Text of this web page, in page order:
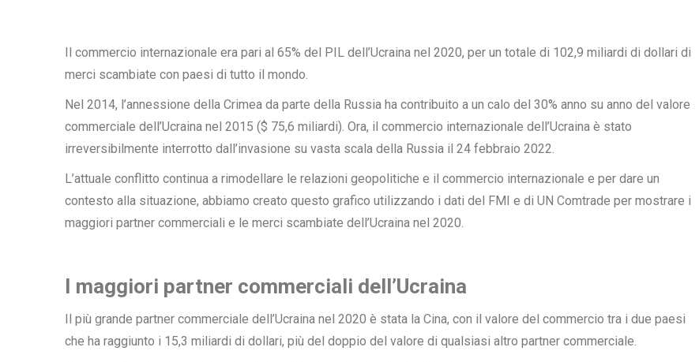
Il commercio internazionale era pari al 65% del PIL dell’Ucraina nel 2020, per un totale di 102,9 miliardi di dollari di
merci scambiate con paesi di tutto il mondo.
Nel 2014, l’annessione della Crimea da parte della Russia ha contribuito a un calo del 30% anno su anno del valore
commerciale dell’Ucraina nel 2015 ($ 75,6 miliardi). Ora, il commercio internazionale dell’Ucraina è stato
irreversibilmente interrotto dall’invasione su vasta scala della Russia il 24 febbraio 2022.
L’attuale conflitto continua a rimodellare le relazioni geopolitiche e il commercio internazionale e per dare un
contesto alla situazione, abbiamo creato questo grafico utilizzando i dati del FMI e di UN Comtrade per mostrare i
maggiori partner commerciali e le merci scambiate dell’Ucraina nel 2020.
I maggiori partner commerciali dell’Ucraina
Il più grande partner commerciale dell’Ucraina nel 2020 è stata la Cina, con il valore del commercio tra i due paesi
che ha raggiunto i 15,3 miliardi di dollari, più del doppio del valore di qualsiasi altro partner commerciale.